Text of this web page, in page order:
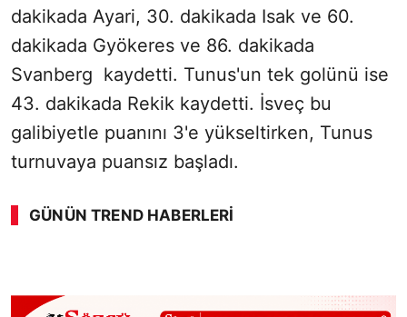
dakikada Ayari, 30. dakikada Isak ve 60.
dakikada Gyökeres ve 86. dakikada
Svanberg kaydetti. Tunus'un tek golünü ise
43. dakikada Rekik kaydetti. İsveç bu
galibiyetle puanını 3'e yükseltirken, Tunus
turnuvaya puansız başladı.
GÜNÜN TREND HABERLERI
00:02 / 09:08